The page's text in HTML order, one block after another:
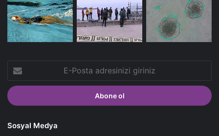
Posta
adresinizi
giriniz
Sosyal Medya